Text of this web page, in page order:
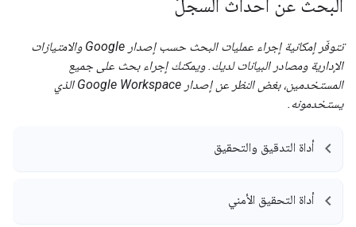
البحث عن أحداث السجلّ
تتوفّر إمكانية إجراء عمليات البحث حسب إصدار Google والامتيازات
الإدارية ومصادر البيانات لديك. ويمكنك إجراء بحث على جميع
المستخدمين، بغض النظر عن إصدار Google Workspace الذي
يستخدمونه.
أداة التدقيق والتحقيق
أداة التحقيق الأمني